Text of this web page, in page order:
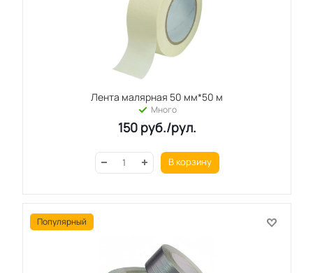
Лента малярная 50 мм*50 м
Много
150руб./рул.
В корзину
Популярный